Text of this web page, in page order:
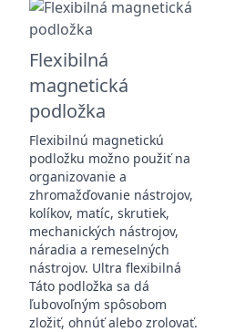
Flexibilná
magnetická
podložka
Flexibilnú magnetickú
podložku možno použiť na
organizovanie a
zhromažďovanie nástrojov,
kolíkov, matíc, skrutiek,
mechanických nástrojov,
náradia a remeselných
nástrojov. Ultra flexibilná
Táto podložka sa dá
ľubovoľným spôsobom
zložiť, ohnúť alebo zrolovať.